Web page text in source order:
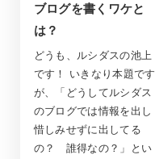
ブログを書くワケと
は？
どうも、ルシダスの池上
です！ いきなり本題です
が、「どうしてルシダス
のブログでは情報を出し
惜しみせずに出してる
の？ 誰得なの？」とい